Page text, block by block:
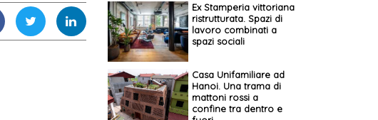
Ex Stamperia vittoriana
ristrutturata. Spazi di
lavoro combinati a
spazi sociali
Casa Unifamiliare ad
Hanoi. Una trama di
mattoni rossi a
confine tra dentro e